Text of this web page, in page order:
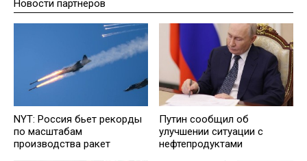
Новости партнеров
NYT: Россия бьет рекорды
по масштабам
производства ракет
Путин сообщил об
улучшении ситуации с
нефтепродуктами